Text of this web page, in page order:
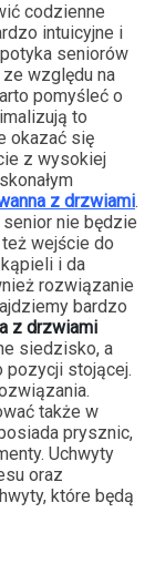
codzienne
intuicyjne i
seniorów
względu na
pomyśleć o
to
okazać się
z wysokiej
z drzwiami.
nie będzie
wejście do
i da
rozwiązanie
bardzo
z drzwiami
siedzisko, a
pozycji stojącej.
także w
prysznic,
Uchwyty
oraz
które będą